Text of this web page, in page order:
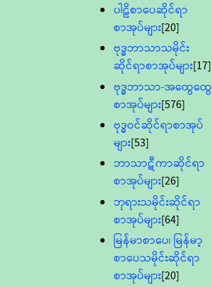
ပါဠိစာပေဆိုင်ရာ
စာအုပ်များ[20]
ဗုဒ္ဓဘာသာသမိုင်း
ဆိုင်ရာစာအုပ်များ[17]
ဗုဒ္ဓဘာသာ-အထွေထွေ
စာအုပ်များ[576]
ဗုဒ္ဓဝင်ဆိုင်ရာစာအုပ်
များ[53]
ဘာသာဋီကာဆိုင်ရာ
စာအုပ်များ[26]
ဘုရားသမိုင်းဆိုင်ရာ
စာအုပ်များ[64]
မြန်မာစာပေ၊ မြန်မာ့
စာပေသမိုင်းဆိုင်ရာ
စာအုပ်များ[20]